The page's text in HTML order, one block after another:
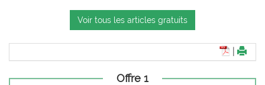
Voir tous les articles gratuits
Offre 1